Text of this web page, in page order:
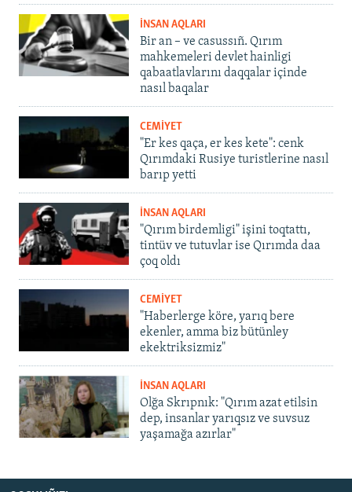
İNSAN AQLARI
Bir an – ve casussıñ. Qırım
mahkemeleri devlet hainligi
qabaatlavlarını daqqalar içinde
nasıl baqalar
CEMİYET
"Er kes qaça, er kes kete": cenk
Qırımdaki Rusiye turistlerine nasıl
barıp yetti
İNSAN AQLARI
"Qırım birdemligi" işini toqtattı,
tintüv ve tutuvlar ise Qırımda daa
çoq oldı
CEMİYET
"Haberlerge köre, yarıq bere
ekenler, amma biz bütünley
ekektriksizmiz"
İNSAN AQLARI
Olğa Skrıpnık: "Qırım azat etilsin
dep, insanlar yarıqsız ve suvsuz
yaşamağa azırlar"